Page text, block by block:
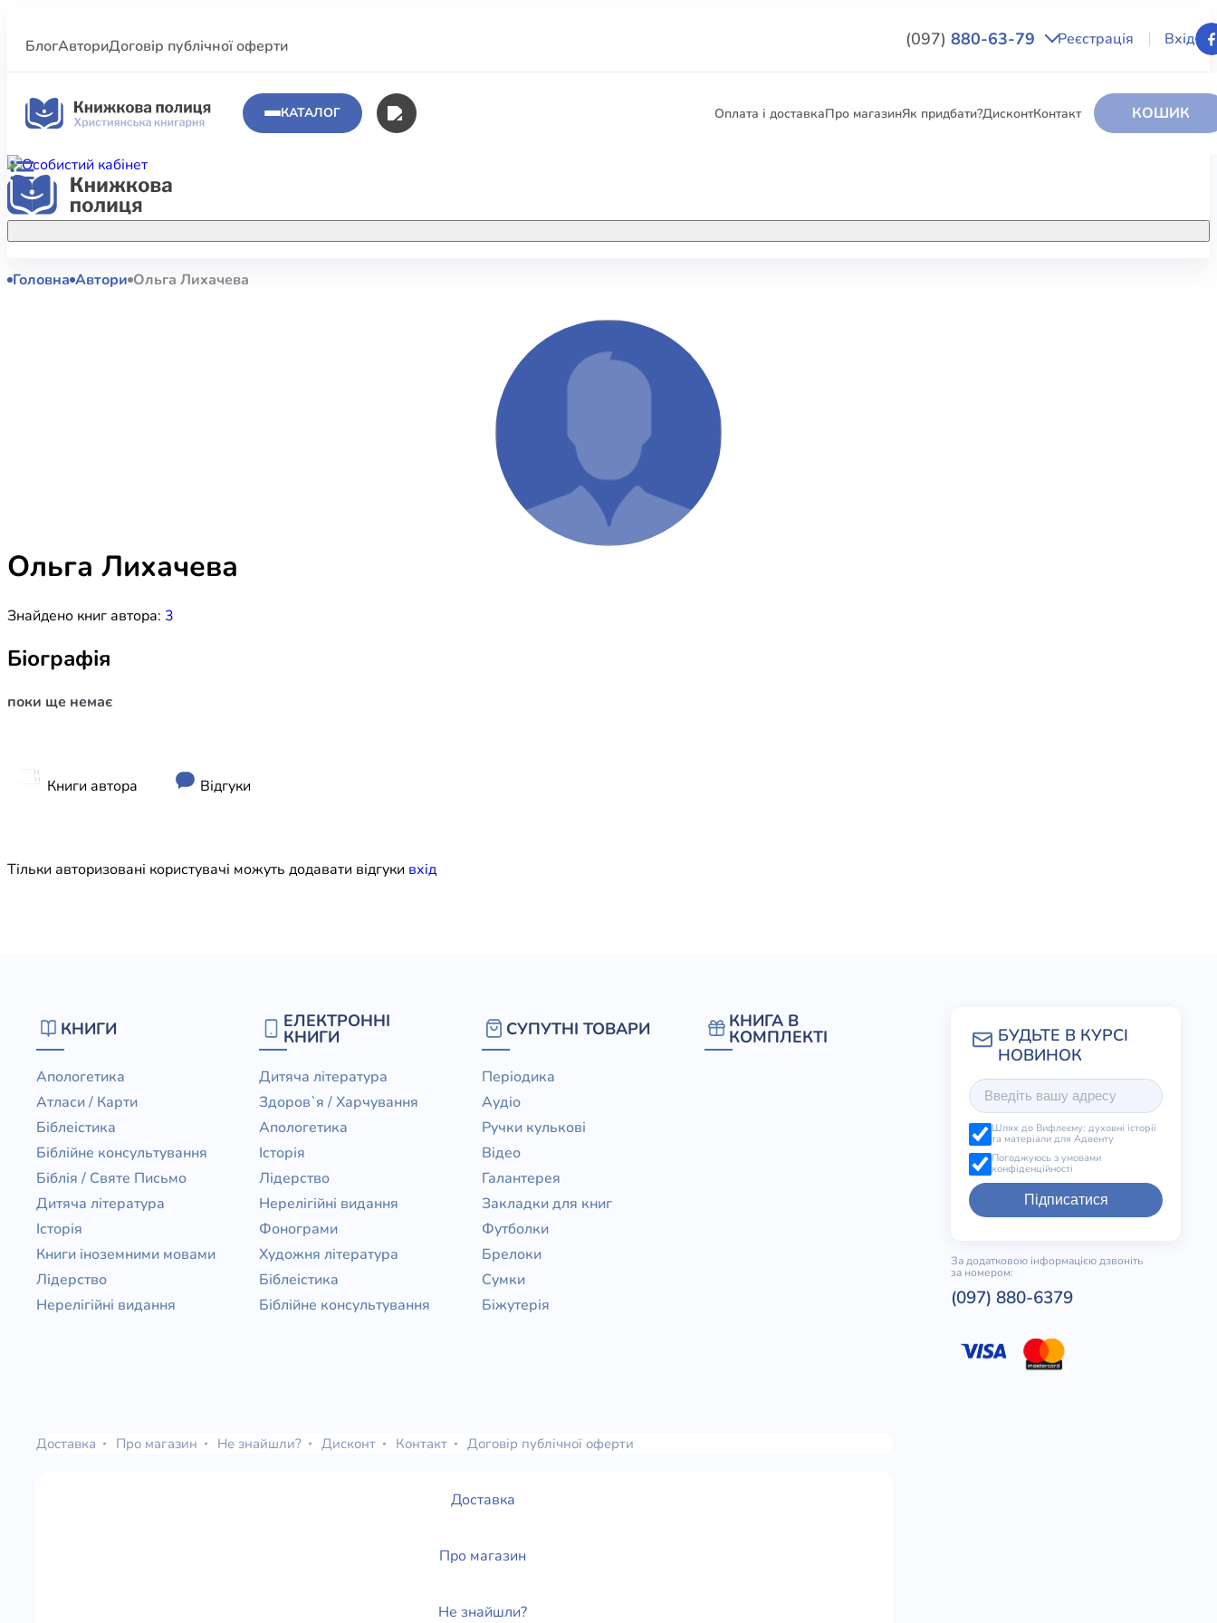
БлогАвториДоговір публічної оферти (097) 880-63-79 Реєстрація Вхід
КАТАЛОГ Оплата і доставкаПро магазинЯк придбати?ДисконтКонтакт КОШИК
Акційні пропозиції
полиці.
КНИГИ
Біблійне консультування
Художня література
ЕЛЕКТРОННІ КНИГИ
КНИГА В КОМПЛЕКТІ
Головна Автори Ольга Лихачева
Ольга Лихачева
Знайдено книг автора: 3
Біографія
поки ще немає
Книги автора Відгуки
Тільки авторизовані користувачі можуть додавати відгуки вхiд
КНИГИ
Апологетика
Атласи / Карти
Біблеістика
Біблійне консультування
Біблія / Святе Письмо
Дитяча література
Історія
Книги іноземними мовами
Лідерство
Нерелігійні видання
ЕЛЕКТРОННІ
КНИГИ
Дитяча література
Здоров`я / Харчування
Апологетика
Історія
Лідерство
Нерелігійні видання
Фонограми
Художня література
Біблеістика
Біблійне консультування
СУПУТНІ ТОВАРИ
Періодика
Аудіо
Ручки кулькові
Відео
Галантерея
Закладки для книг
Футболки
Брелоки
Сумки
Біжутерія
КНИГА В
КОМПЛЕКТІ
Шлях до Вифлеєму: духовні історії
та матеріали для Адвенту
Погоджуюсь з умовами
конфіденційності
Підписатися
За додатковою інформацією дзвоніть
за номером:
(097) 880-6379
Доставка Про магазин Не знайшли? Дисконт Контакт Договір публічної оферти
Доставка
Про магазин
Не знайшли?